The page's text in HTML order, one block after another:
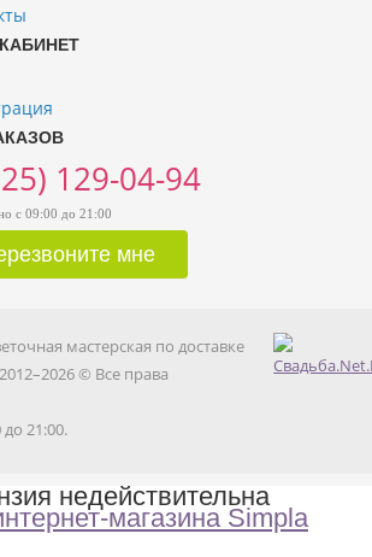
129-04-94
с 09:00 до 21:00
мастерская по доставке
© Все права
21:00.
недействительна
магазина Simpla